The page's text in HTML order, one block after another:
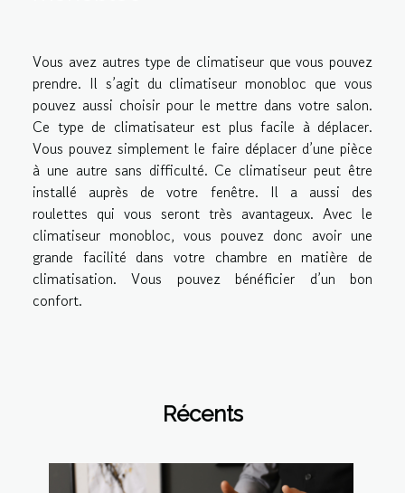
Vous avez autres type de climatiseur que vous pouvez
prendre. Il s’agit du climatiseur monobloc que vous
pouvez aussi choisir pour le mettre dans votre salon.
Ce type de climatisateur est plus facile à déplacer.
Vous pouvez simplement le faire déplacer d’une pièce
à une autre sans difficulté. Ce climatiseur peut être
installé auprès de votre fenêtre. Il a aussi des
roulettes qui vous seront très avantageux. Avec le
climatiseur monobloc, vous pouvez donc avoir une
grande facilité dans votre chambre en matière de
climatisation. Vous pouvez bénéficier d’un bon
confort.
Récents